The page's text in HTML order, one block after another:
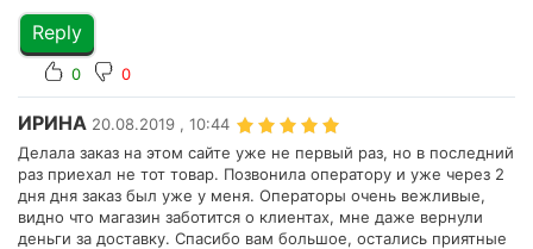
Reply
0 0
ИРИНА 20.08.2019 , 10:44
Делала заказ на этом сайте уже не первый раз, но в последний
раз приехал не тот товар. Позвонила оператору и уже через 2
дня дня заказ был уже у меня. Операторы очень вежливые,
видно что магазин заботится о клиентах, мне даже вернули
деньги за доставку. Спасибо вам большое, остались приятные